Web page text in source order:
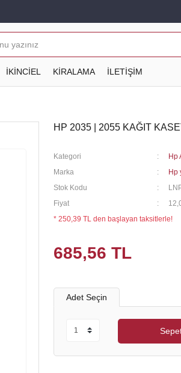
İKİNCİEL KİRALAMA İLETİŞİM
HP 2035 | 2055 KAĞIT
Kategori
Hp
Marka
Hp
Stok Kodu
Fiyat
* 250,39 TL den başlayan taksitlerle!
685,56 TL
Adet Seçin